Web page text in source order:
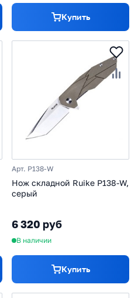
Купить
Арт. P138-W
Нож складной Ruike P138-W,
серый
6 320 руб
В наличии
Купить